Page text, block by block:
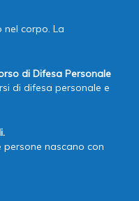
corpo. La
di Difesa Personale
di difesa personale e
persone nascano con